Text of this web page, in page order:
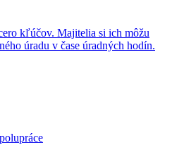
kľúčov. Majitelia si ich môžu
úradu v čase úradných hodín.